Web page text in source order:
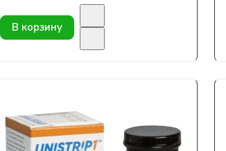
В корзину